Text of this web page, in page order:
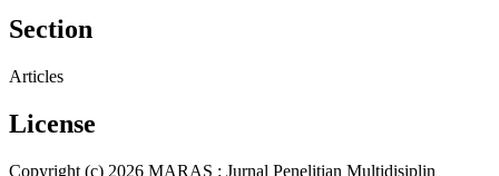
Section
Articles
License
Copyright (c) 2026 MARAS : Jurnal Penelitian Multidisiplin